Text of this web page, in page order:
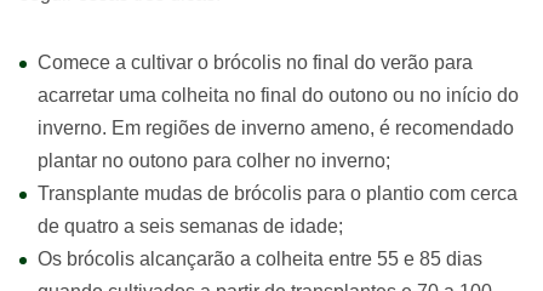
Comece a cultivar o brócolis no final do verão para
acarretar uma colheita no final do outono ou no início do
inverno. Em regiões de inverno ameno, é recomendado
plantar no outono para colher no inverno;
Transplante mudas de brócolis para o plantio com cerca
de quatro a seis semanas de idade;
Os brócolis alcançarão a colheita entre 55 e 85 dias